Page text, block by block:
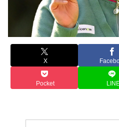
X
Pocket